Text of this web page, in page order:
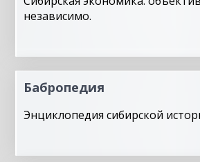
независимо.
Бабропедия
Энциклопедия сибирской